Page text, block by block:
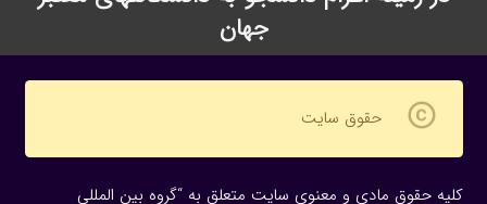
جهان
copyright حقوق سایت
کلیه حقوق مادی و معنوی سایت متعلق به “گروه بین المللی